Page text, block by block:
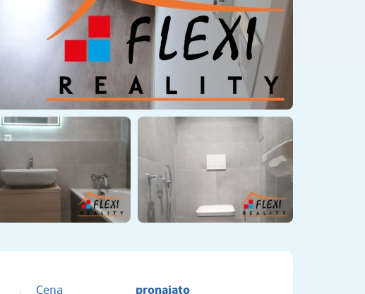
Cena
pronajato